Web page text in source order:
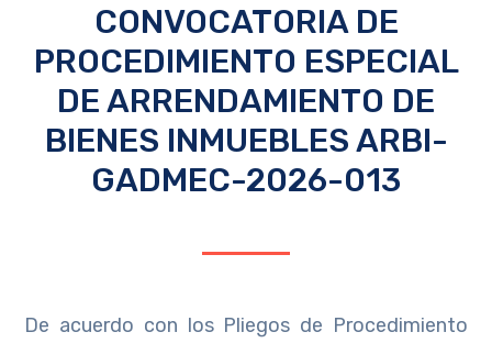
CONVOCATORIA DE
PROCEDIMIENTO ESPECIAL
DE ARRENDAMIENTO DE
BIENES INMUEBLES ARBI-
GADMEC-2026-013
De acuerdo con los Pliegos de Procedimiento